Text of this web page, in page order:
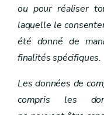
ou pour réaliser
laquelle le
été donné de
finalités spécifiques.
Les données de
compris les